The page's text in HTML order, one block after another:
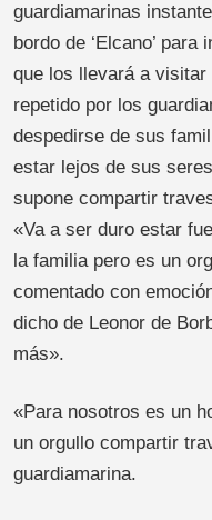
guardiamarinas
bordo de ‘Elcano’
que los llevará a
repetido por los
despedirse de sus
estar lejos de sus
supone compartir
«Va a ser duro estar
la familia pero es un
comentado con
dicho de Leonor de
más».
«Para nosotros es un
un orgullo compartir
guardiamarina.